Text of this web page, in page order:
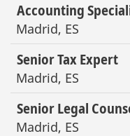
Accounting
Madrid, ES
Senior Tax Expert
Madrid, ES
Senior Legal
Madrid, ES